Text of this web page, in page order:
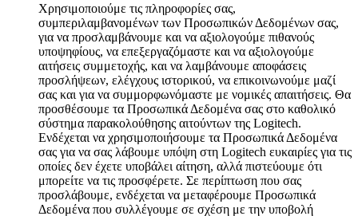
Χρησιμοποιούμε τις πληροφορίες σας,
συμπεριλαμβανομένων των Προσωπικών Δεδομένων σας,
για να προσλαμβάνουμε και να αξιολογούμε πιθανούς
υποψηφίους, να επεξεργαζόμαστε και να αξιολογούμε
αιτήσεις συμμετοχής, και να λαμβάνουμε αποφάσεις
προσλήψεων, ελέγχους ιστορικού, να επικοινωνούμε μαζί
σας και για να συμμορφωνόμαστε με νομικές απαιτήσεις. Θα
προσθέσουμε τα Προσωπικά Δεδομένα σας στο καθολικό
σύστημα παρακολούθησης αιτούντων της Logitech.
Ενδέχεται να χρησιμοποιήσουμε τα Προσωπικά Δεδομένα
σας για να σας λάβουμε υπόψη στη Logitech ευκαιρίες για τις
οποίες δεν έχετε υποβάλει αίτηση, αλλά πιστεύουμε ότι
μπορείτε να τις προσφέρετε. Σε περίπτωση που σας
προσλάβουμε, ενδέχεται να μεταφέρουμε Προσωπικά
Δεδομένα που συλλέγουμε σε σχέση με την υποβολή